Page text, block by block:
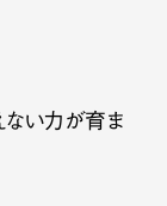
ない力が育ま